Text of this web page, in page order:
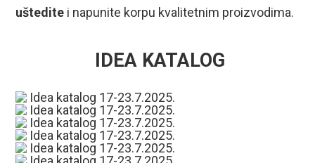
uštedite i napunite korpu kvalitetnim proizvodima.
IDEA KATALOG